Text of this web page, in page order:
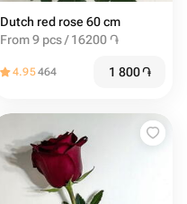
Dutch red rose 60 cm
From 9 pcs / 16200 ֏
4.95464 1 800֏